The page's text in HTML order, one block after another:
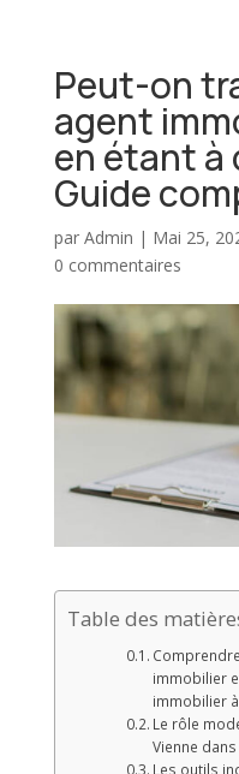
Peut-on
agent
en étant à
Guide
par Admin | Mai 25,
0 commentaires
Table des
immobilier
immobilier
Le rôle
Vienne
Les outils